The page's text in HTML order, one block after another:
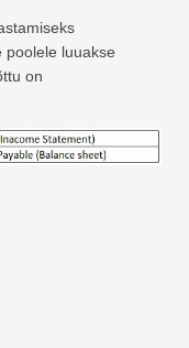
poolele luuakse
on